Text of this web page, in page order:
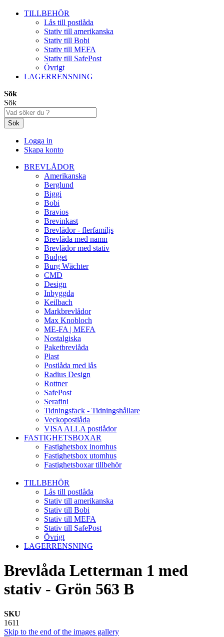
TILLBEHÖR
Lås till postlåda
Stativ till amerikanska
Stativ till Bobi
Stativ till MEFA
Stativ till SafePost
Övrigt
LAGERRENSNING
Sök
Sök
Sök
Logga in
Skapa konto
BREVLÅDOR
Amerikanska
Berglund
Biggi
Bobi
Bravios
Brevinkast
Brevlådor - flerfamiljs
Brevlåda med namn
Brevlådor med stativ
Budget
Burg Wächter
CMD
Design
Inbyggda
Keilbach
Markbrevlådor
Max Knobloch
ME-FA | MEFA
Nostalgiska
Paketbrevlåda
Plast
Postlåda med lås
Radius Design
Rottner
SafePost
Serafini
Tidningsfack - Tidningshållare
Veckopostlåda
VISA ALLA postlådor
FASTIGHETSBOXAR
Fastighetsbox inomhus
Fastighetsbox utomhus
Fastighetsboxar tillbehör
TILLBEHÖR
Lås till postlåda
Stativ till amerikanska
Stativ till Bobi
Stativ till MEFA
Stativ till SafePost
Övrigt
LAGERRENSNING
Brevlåda Letterman 1 med
stativ - Grön 563 B
SKU
1611
Skip to the end of the images gallery